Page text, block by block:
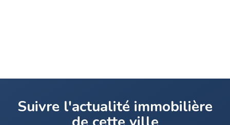
Suivre l'actualité immobilière